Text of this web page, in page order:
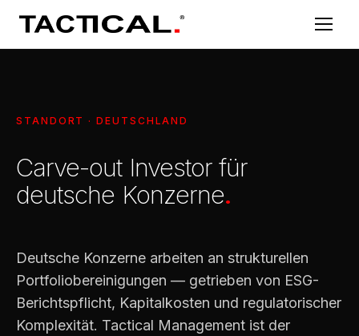
STANDORT · DEUTSCHLAND
Carve-out Investor für
deutsche Konzerne.
Deutsche Konzerne arbeiten an strukturellen
Portfoliobereinigungen — getrieben von ESG-
Berichtspflicht, Kapitalkosten und regulatorischer
Komplexität. Tactical Management ist der